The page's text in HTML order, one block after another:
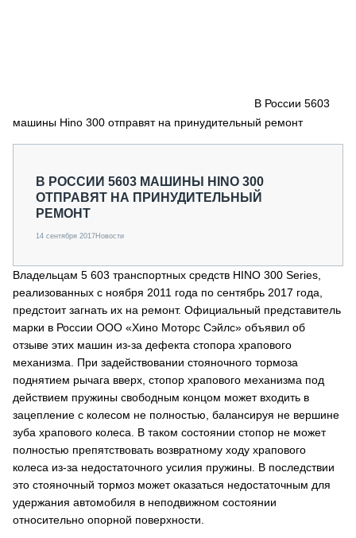
СПЕЦПРОЕКТЫ
О ПРОЕКТЕ
В России 5603
машины Hino 300 отправят на принудительный ремонт
В РОССИИ 5603 МАШИНЫ HINO 300
ОТПРАВЯТ НА ПРИНУДИТЕЛЬНЫЙ
РЕМОНТ
14 сентября 2017Новости
Владельцам 5 603 транспортных средств HINO 300 Series,
реализованных с ноября 2011 года по сентябрь 2017 года,
предстоит загнать их на ремонт. Официальный представитель
марки в России ООО «Хино Моторс Сэйлс» объявил об
отзыве этих машин из-за дефекта стопора храпового
механизма. При задействовании стояночного тормоза
поднятием рычага вверх, стопор храпового механизма под
действием пружины свободным концом может входить в
зацепление с колесом не полностью, балансируя не вершине
зуба храпового колеса. В таком состоянии стопор не может
полностью препятствовать возвратному ходу храпового
колеса из-за недостаточного усилия пружины. В последствии
это стояночный тормоз может оказаться недостаточным для
удержания автомобиля в неподвижном состоянии
относительно опорной поверхности.